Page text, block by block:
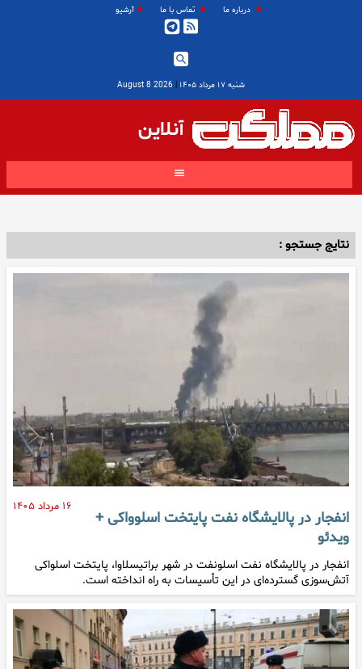
درباره ما تماس با ما آرشیو
شنبه ۱۷ مرداد ۱۴۰۵ |
2026 August 8
آنلاین
نتایج جستجو :
۱۶ مرداد ۱۴۰۵
انفجار در پالایشگاه نفت پایتخت اسلوواکی +
ویدئو
انفجار در پالایشگاه نفت اسلونفت در شهر براتیسلاوا، پایتخت اسلواکی
آتش‌سوزی گسترده‌ای در این تأسیسات به راه انداخته است.